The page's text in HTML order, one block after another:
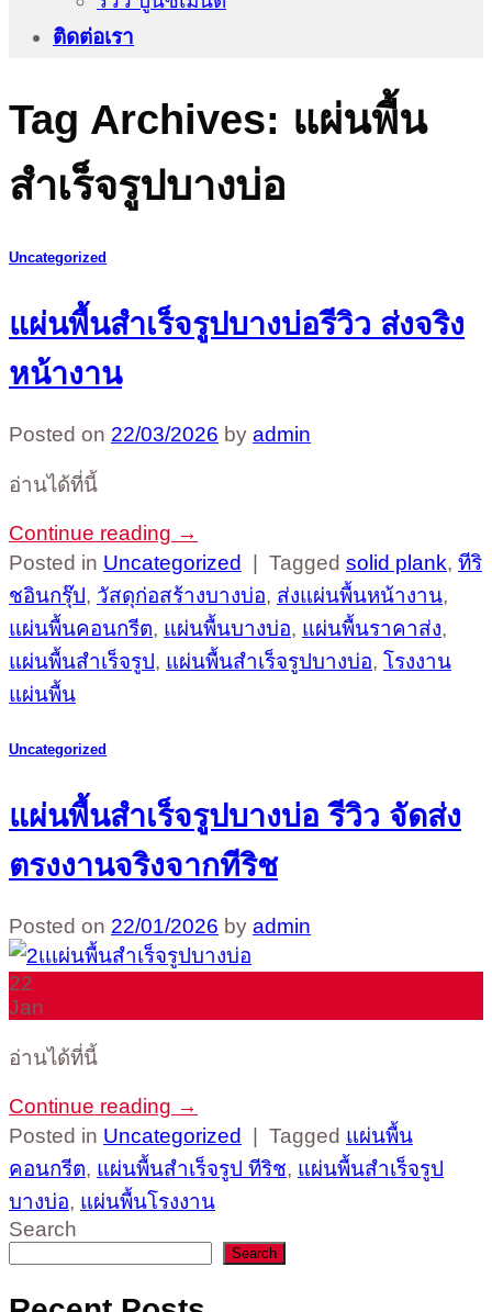
ติดต่อเรา
Tag Archives: แผ่นพื้น
สำเร็จรูปบางบ่อ
Uncategorized
แผ่นพื้นสำเร็จรูปบางบ่อรีวิว ส่งจริง
หน้างาน
Posted on 22/03/2026 by admin
อ่านได้ที่นี้
Continue reading →
Posted in Uncategorized Tagged solid plank, ทีริ
ชอินกรุ๊ป, วัสดุก่อสร้างบางบ่อ, ส่งแผ่นพื้นหน้างาน,
แผ่นพื้นคอนกรีต, แผ่นพื้นบางบ่อ, แผ่นพื้นราคาส่ง,
แผ่นพื้นสำเร็จรูป, แผ่นพื้นสำเร็จรูปบางบ่อ, โรงงาน
แผ่นพื้น
Uncategorized
แผ่นพื้นสำเร็จรูปบางบ่อ รีวิว จัดส่ง
ตรงงานจริงจากทีริช
Posted on 22/01/2026 by admin
22
Jan
อ่านได้ที่นี้
Continue reading →
Posted in Uncategorized Tagged แผ่นพื้น
คอนกรีต, แผ่นพื้นสำเร็จรูป ทีริช, แผ่นพื้นสำเร็จรูป
บางบ่อ, แผ่นพื้นโรงงาน
Search
Search